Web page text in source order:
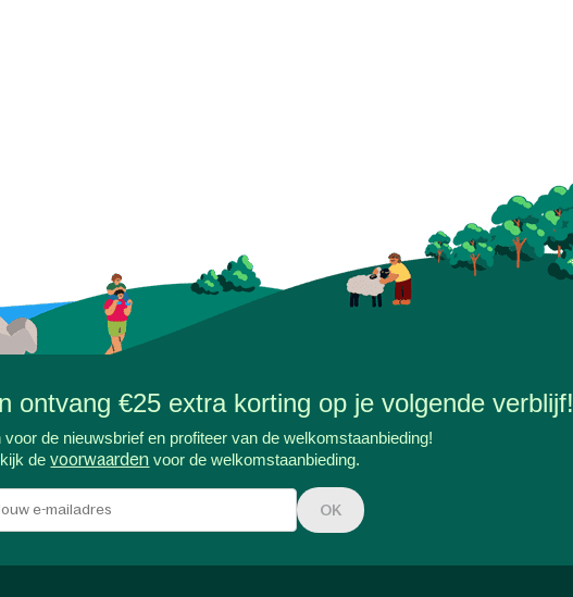
ontvang €25 extra korting op je volgende verblijf!
voor de nieuwsbrief en profiteer van de welkomstaanbieding!
devoorwaarden voor de welkomstaanbieding.
OK